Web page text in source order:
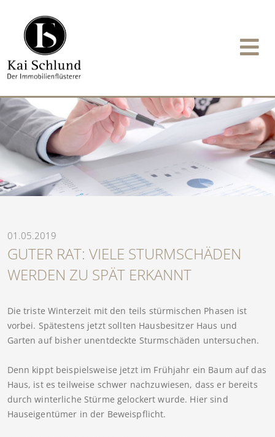
01.05.2019
GUTER RAT: VIELE STURMSCHÄDEN
WERDEN ZU SPÄT ERKANNT
Die triste Winterzeit mit den teils stürmischen Phasen ist
vorbei. Spätestens jetzt sollten Hausbesitzer Haus und
Garten auf bisher unentdeckte Sturmschäden untersuchen.
Denn kippt beispielsweise jetzt im Frühjahr ein Baum auf das
Haus, ist es teilweise schwer nachzuwiesen, dass er bereits
durch winterliche Stürme gelockert wurde. Hier sind
Hauseigentümer in der Beweispflicht.